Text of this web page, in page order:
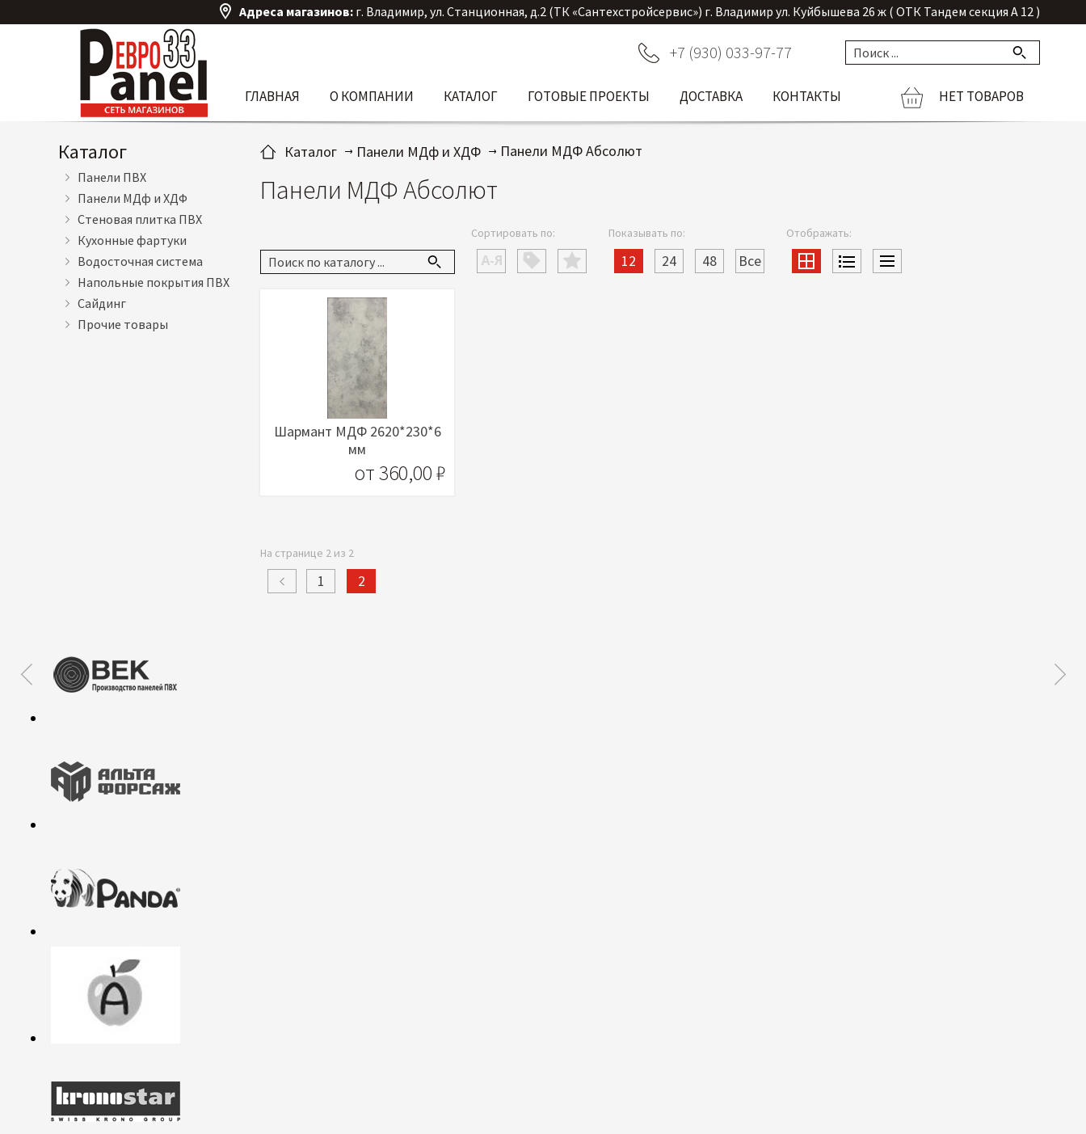
Адреса магазинов: г. Владимир, ул. Станционная, д.2 (ТК «Сантехстройсервис») г. Владимир ул. Куйбышева 26 ж ( ОТК Тандем секция А 12 )
+7 (930) 033-97-77
НЕТ ТОВАРОВ
ГЛАВНАЯ О КОМПАНИИ КАТАЛОГ ГОТОВЫЕ ПРОЕКТЫ ДОСТАВКА КОНТАКТЫ
Каталог
Панели ПВХ
Панели МДф и ХДФ
Стеновая плитка ПВХ
Кухонные фартуки
Водосточная система
Напольные покрытия ПВХ
Сайдинг
Прочие товары
Каталог Панели МДф и ХДФ Панели МДФ Абсолют
Панели МДФ Абсолют
Сортировать по: Показывать по:
12 24 48 Все
Отображать:
Шармант МДФ 2620*230*6
мм
от 360,00 ₽
На странице 2 из 2
1 2